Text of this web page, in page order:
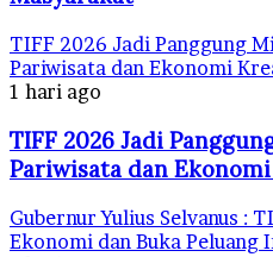
TIFF 2026 Jadi Panggung
Pariwisata dan Ekonomi
1 hari ago
TIFF 2026 Jadi
Pariwisata dan
Gubernur Yulius Selvanus :
Ekonomi dan Buka Peluang